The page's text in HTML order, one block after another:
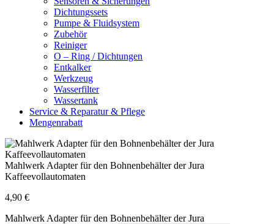
Dichtungssets
Pumpe & Fluidsystem
Zubehör
Reiniger
O – Ring / Dichtungen
Entkalker
Werkzeug
Wasserfilter
Wassertank
Service & Reparatur & Pflege
Mengenrabatt
Mahlwerk Adapter für den Bohnenbehälter der Jura
Kaffeevollautomaten
4,90 €
Mahlwerk Adapter für den Bohnenbehälter der Jura